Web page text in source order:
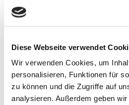
Diese Webseite verwendet
Wir verwenden Cookies, um
personalisieren, Funktionen für
zu können und die Zugriffe auf
analysieren. Außerdem geben